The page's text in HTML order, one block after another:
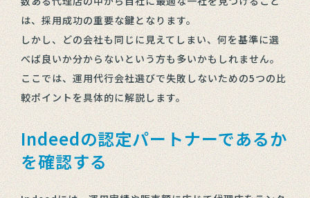
は、採用成功の重要な鍵となります。
しかし、どの会社も同じに見えてしまい、何を基準に選
べば良いか分からないという方も多いかもしれません。
ここでは、運用代行会社選びで失敗しないための5つの比
較ポイントを具体的に解説します。
Indeedの認定パートナーであるか
を確認する